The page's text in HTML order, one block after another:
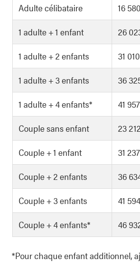
Adulte célibataire
16
1 adulte + 1 enfant
26
1 adulte + 2 enfants
31
1 adulte + 3 enfants
36
1 adulte + 4 enfants*
41
Couple sans enfant
23
Couple + 1 enfant
31
Couple + 2 enfants
36
Couple + 3 enfants
41
Couple + 4 enfants*
46
*Pour chaque enfant additionnel,